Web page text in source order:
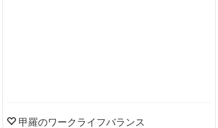
甲羅のワークライフバランス